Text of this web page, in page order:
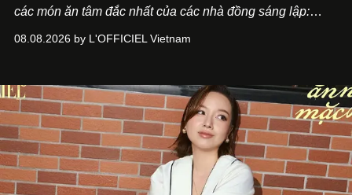
các món ăn tâm đắc nhất của các nhà đồng sáng lập:
món ăn đa dạng từ Á đến Âu nhanh chóng được yêu thích
mang đến niềm vui cho thực khách.
08.08.2026 by L'OFFICIEL Vietnam